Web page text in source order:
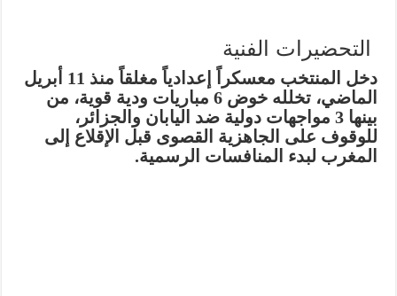
التحضيرات الفنية
دخل المنتخب معسكراً إعدادياً مغلقاً منذ
11 أبريل
الماضي
، تخلله خوض 6 مباريات ودية قوية، من
بينها 3 مواجهات دولية ضد اليابان والجزائر،
للوقوف على الجاهزية القصوى قبل الإقلاع إلى
المغرب لبدء المنافسات الرسمية.